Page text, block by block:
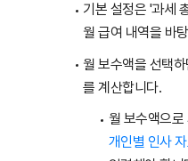
기본 설정은 '과세
월 급여 내역을 바
월 보수액을 선택
를 계산합니다.
월 보수액으
개인별 인사